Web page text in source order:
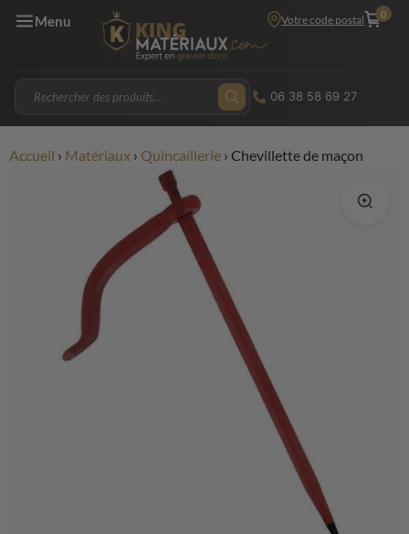
Menu Votre code postal 0
06 38 58 69 27
Accueil › Matériaux › Quincaillerie › Chevillette de maçon